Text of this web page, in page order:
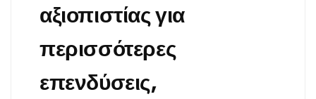
αξιοπιστίας για
περισσότερες
επενδύσεις,